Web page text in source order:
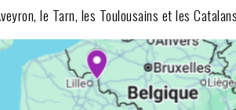
le Tarn, les Toulousains et les